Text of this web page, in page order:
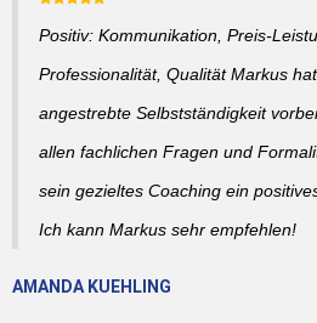
Positiv: Kommunikation, Preis-
Professionalität, Qualität Markus
angestrebte Selbstständigkeit
allen fachlichen Fragen und
sein gezieltes Coaching ein
Ich kann Markus sehr empfehlen!
AMANDA KUEHLING